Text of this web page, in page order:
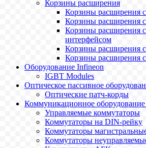
Корзины расширения
Корзины расширения
Корзины расширения
Корзины расширения
интерфейсом
Корзины расширения
Корзины расширения
Оборудование Infineon
IGBT Modules
Оптическое пассивное
Оптические патч-корды
Коммуникационное
Управляемые коммутаторы
Коммутаторы на DIN-рейку
Коммутаторы
Коммутаторы